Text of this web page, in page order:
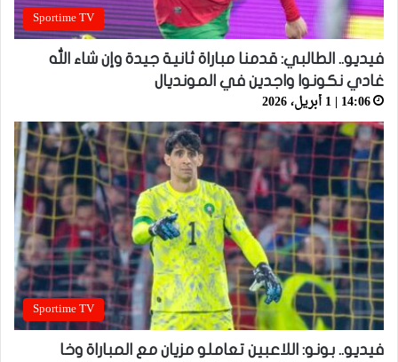
Sportime TV
فيديو.. الطالبي: قدمنا مباراة ثانية جيدة وإن شاء الله
غادي نكونوا واجدين في المونديال
14:06 | 1 أبريل، 2026
Sportime TV
فيديو.. بونو: اللاعبين تعاملو مزيان مع المباراة وخا